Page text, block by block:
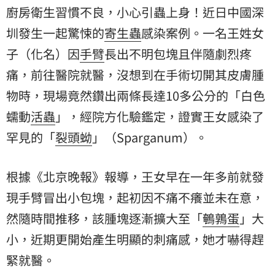
廚房衛生習慣不良，小心引蟲上身！近日中國深
圳發生一起驚悚的寄生蟲感染案例。一名王姓女
子（化名）因手臂長出不明包塊且伴隨劇烈疼
痛，前往醫院就醫，沒想到在手術切開其皮膚腫
物時，現場竟然鑽出兩條長達10多公分的「白色
蠕動活蟲 」，經院方化驗鑑定，證實王女感染了
罕見的「裂頭蚴 」（Sparganum）。
根據《北京晚報》報導，王女早在一年多前就發
現手臂冒出小包塊，起初因不痛不癢並未在意，
然隨時間推移，該腫塊逐漸擴大至「鵪鶉蛋 」大
小，近期更開始產生明顯的刺痛感，她才嚇得趕
緊就醫。